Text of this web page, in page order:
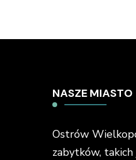
NASZE MIASTO
Ostrów
zabytków, takich